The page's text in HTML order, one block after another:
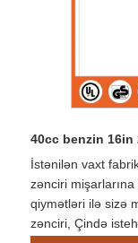
40cc benzin 16in
İstənilən vaxt
zənciri
qiymətləri ilə sizə
zənciri, Çində